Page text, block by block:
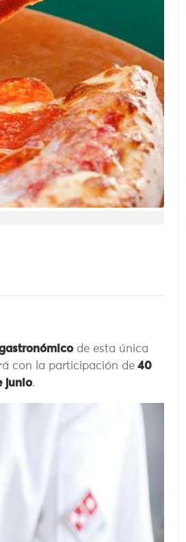
de esta única
con la participación de 40
junio.